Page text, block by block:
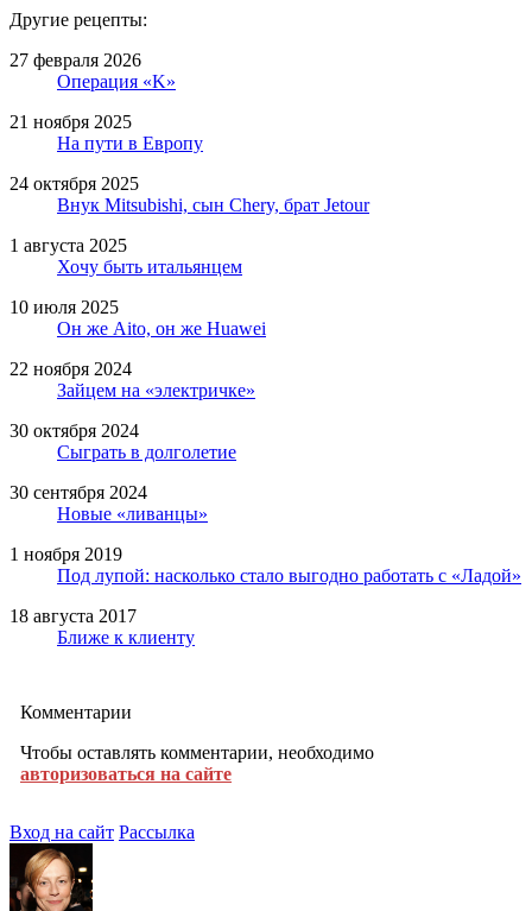
Другие рецепты:
27 февраля 2026
Операция «K»
21 ноября 2025
На пути в Европу
24 октября 2025
Внук Mitsubishi, сын Chery, брат Jetour
1 августа 2025
Хочу быть итальянцем
10 июля 2025
Он же Aito, он же Huawei
22 ноября 2024
Зайцем на «электричке»
30 октября 2024
Сыграть в долголетие
30 сентября 2024
Новые «ливанцы»
1 ноября 2019
Под лупой: насколько стало выгодно работать с «Ладой»
18 августа 2017
Ближе к клиенту
Комментарии
Чтобы оставлять комментарии, необходимо
авторизоваться на сайте
Вход на сайт Рассылка